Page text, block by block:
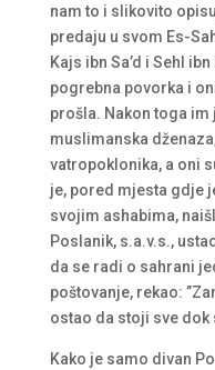
nam to i slikovito
predaju u svom Es-
Kajs ibn Sa’d i Sehl
pogrebna povorka i
prošla. Nakon toga im
muslimanska
vatropoklonika, a oni
je, pored mjesta gdje
svojim ashabima,
Poslanik, s.a.v.s.,
da se radi o sahrani
poštovanje, rekao:
ostao da stoji sve dok
Kako je samo divan